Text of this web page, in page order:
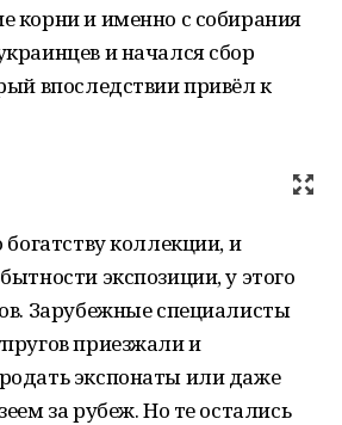
корни и именно с собирания
и начался сбор
впоследствии привёл к
богатству коллекции, и
экспозиции, у этого
Зарубежные специалисты
приезжали и
экспонаты или даже
за рубеж. Но те остались